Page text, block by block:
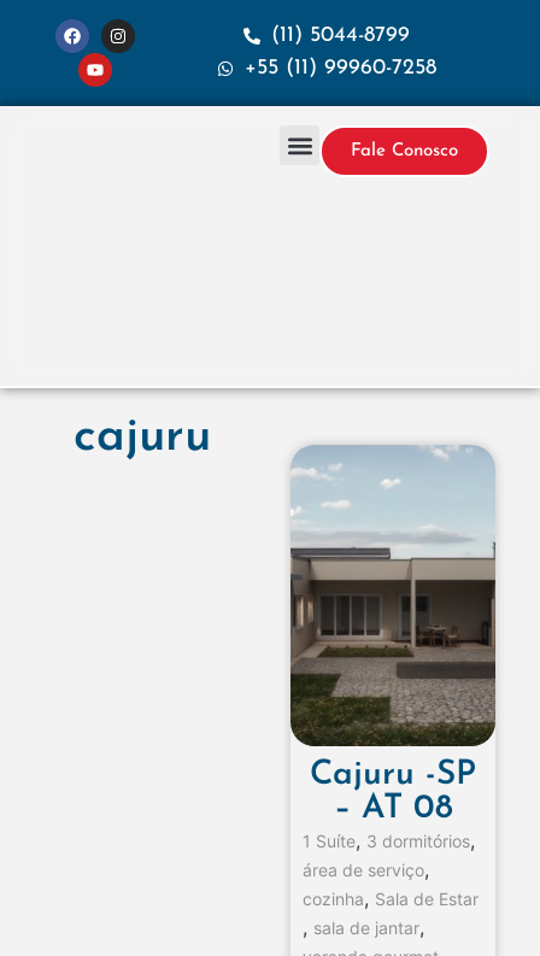
(11) 5044-8799
+55 (11) 99960-7258
Fale Conosco
cajuru
Cajuru -SP
– AT 08
1 Suíte, 3 dormitórios,
área de serviço,
cozinha, Sala de Estar
, sala de jantar,